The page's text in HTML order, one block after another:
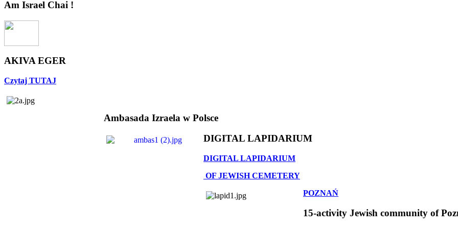
Am Israel Chai !
AKIVA EGER
Czytaj TUTAJ
Ambasada Izraela w Polsce
DIGITAL LAPIDARIUM
DIGITAL LAPIDARIUM
OF JEWISH CEMETERY
POZNAŃ
15-activity Jewish community of